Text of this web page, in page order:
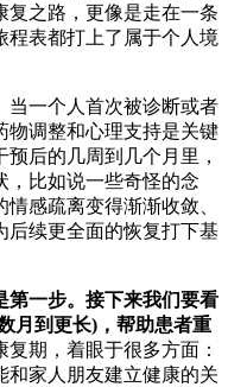
复之路，更像是走在一条
程表都打上了属于个人境
当一个人首次被诊断或者
物调整和心理支持是关键
后的几周到几个月里，
，比如说一些奇怪的念
感疏离变得​​渐渐收敛、
后续更全面的恢复打下基
第一步。接下来我们要看
月到更长)，帮助患者重
复期​​，着眼于很多方面：
和家人朋友建立健康的关